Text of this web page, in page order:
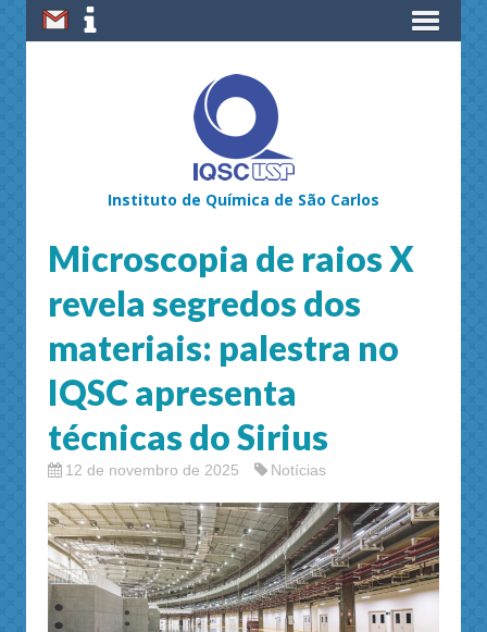
Instituto de Química de São Carlos
Microscopia de raios X
revela segredos dos
materiais: palestra no
IQSC apresenta
técnicas do Sirius
12 de novembro de 2025 Notícias